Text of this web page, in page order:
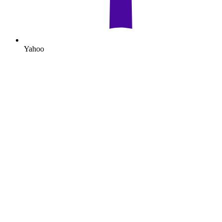
Yahoo